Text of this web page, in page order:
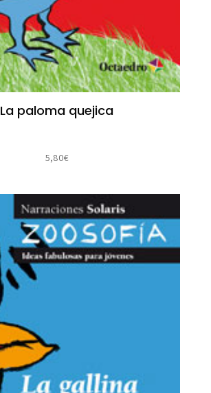
La paloma quejica
5,80€